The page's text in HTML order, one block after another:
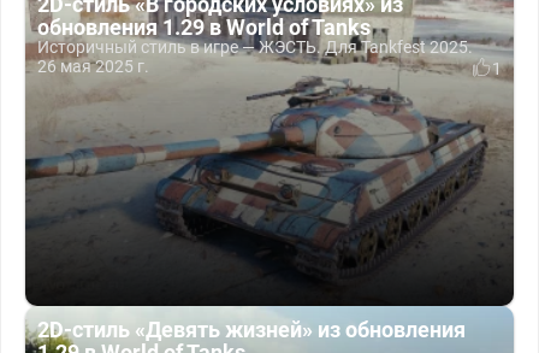
обновления 1.29 в World of Tanks
Историчный стиль в игре — ЖЭСТЬ. Для Tankfest 2025.
26 мая 2025 г.
1
2D-стиль «Девять жизней» из обновления